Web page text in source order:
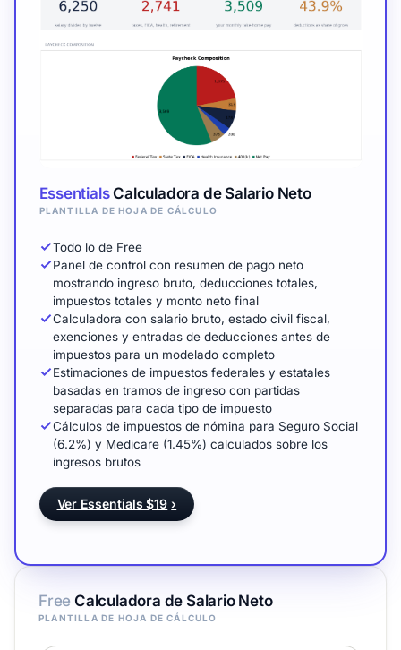
Free Calculadora de Salario Neto
PLANTILLA DE HOJA DE CÁLCULO
EssentialsCalculadora de Salario Neto
PLANTILLA DE HOJA DE CÁLCULO
Todo lo de Free
Panel de control con resumen de pago neto
mostrando ingreso bruto, deducciones totales,
impuestos totales y monto neto final
Calculadora con salario bruto, estado civil fiscal,
exenciones y entradas de deducciones antes de
impuestos para un modelado completo
Estimaciones de impuestos federales y estatales
basadas en tramos de ingreso con partidas
separadas para cada tipo de impuesto
Cálculos de impuestos de nómina para Seguro Social
(6.2%) y Medicare (1.45%) calculados sobre los
ingresos brutos
Ver Essentials $19 ›